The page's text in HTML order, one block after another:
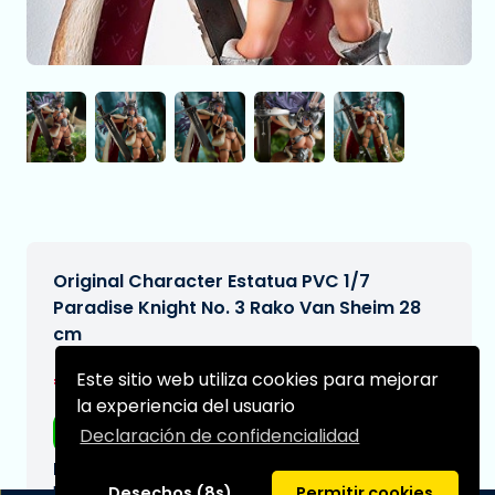
Este sitio web utiliza cookies para mejorar
la experiencia del usuario
Declaración de confidencialidad
Original Character Estatua PVC 1/7
Paradise Knight No. 3 Rako Van Sheim 28
cm
€344,97 [Sujeto a cambios]
Envío gratis
Fecha de entrega prevista: